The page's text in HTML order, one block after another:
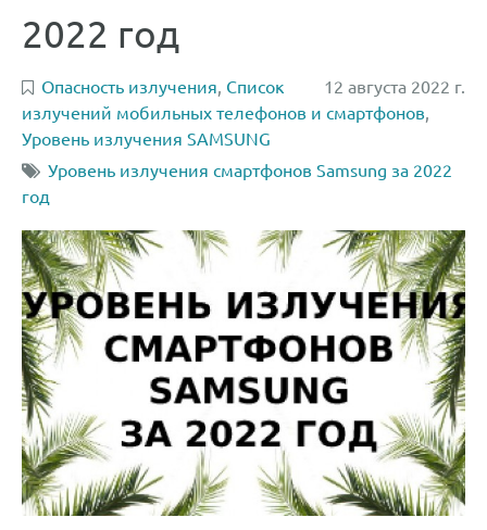
2022 год
12 августа 2022 г.
Опасность излучения, Список
излучений мобильных телефонов и смартфонов,
Уровень излучения SAMSUNG
Уровень излучения смартфонов Samsung за 2022
год